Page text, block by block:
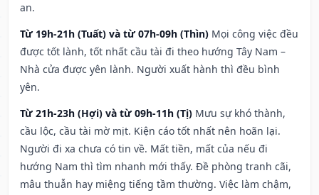
an.
Từ 19h-21h (Tuất) và từ 07h-09h (Thìn) Mọi công việc đều
được tốt lành, tốt nhất cầu tài đi theo hướng Tây Nam –
Nhà cửa được yên lành. Người xuất hành thì đều bình
yên.
Từ 21h-23h (Hợi) và từ 09h-11h (Tị) Mưu sự khó thành,
cầu lộc, cầu tài mờ mịt. Kiện cáo tốt nhất nên hoãn lại.
Người đi xa chưa có tin về. Mất tiền, mất của nếu đi
hướng Nam thì tìm nhanh mới thấy. Đề phòng tranh cãi,
mâu thuẫn hay miệng tiếng tầm thường. Việc làm chậm,